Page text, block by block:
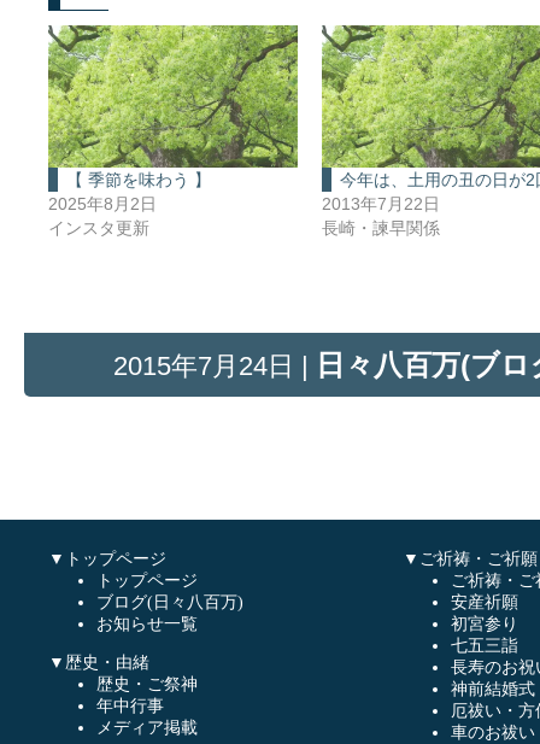
【 季節を味わう 】
2025年8月2日
インスタ更新
今年は、土用の丑の日が2
2013年7月22日
長崎・諫早関係
2015年7月24日 | 日々八百万(ブロ
▼トップページ
トップページ
ブログ(日々八百万)
お知らせ一覧
▼歴史・由緒
歴史・ご祭神
年中行事
メディア掲載
▼ご祈祷・ご祈願
ご祈祷・ご
安産祈願
初宮参り
七五三詣
長寿のお祝
神前結婚式
厄祓い・方
車のお祓い